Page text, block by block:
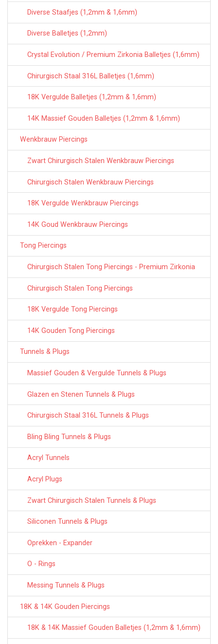
Diverse Staafjes (1,2mm & 1,6mm)
Diverse Balletjes (1,2mm)
Crystal Evolution / Premium Zirkonia Balletjes (1,6mm)
Chirurgisch Staal 316L Balletjes (1,6mm)
18K Vergulde Balletjes (1,2mm & 1,6mm)
14K Massief Gouden Balletjes (1,2mm & 1,6mm)
Wenkbrauw Piercings
Zwart Chirurgisch Stalen Wenkbrauw Piercings
Chirurgisch Stalen Wenkbrauw Piercings
18K Vergulde Wenkbrauw Piercings
14K Goud Wenkbrauw Piercings
Tong Piercings
Chirurgisch Stalen Tong Piercings - Premium Zirkonia
Chirurgisch Stalen Tong Piercings
18K Vergulde Tong Piercings
14K Gouden Tong Piercings
Tunnels & Plugs
Massief Gouden & Vergulde Tunnels & Plugs
Glazen en Stenen Tunnels & Plugs
Chirurgisch Staal 316L Tunnels & Plugs
Bling Bling Tunnels & Plugs
Acryl Tunnels
Acryl Plugs
Zwart Chirurgisch Stalen Tunnels & Plugs
Siliconen Tunnels & Plugs
Oprekken - Expander
O - Rings
Messing Tunnels & Plugs
18K & 14K Gouden Piercings
18K & 14K Massief Gouden Balletjes (1,2mm & 1,6mm)